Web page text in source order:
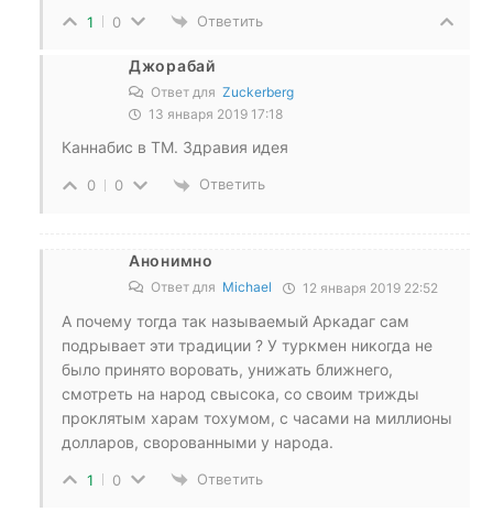
1 0 Ответить
Джорабай
Ответ для Zuckerberg
13 января 2019 17:18
Каннабис в ТМ. Здравия идея
0 0 Ответить
Анонимно
Ответ для Michael 12 января 2019 22:52
А почему тогда так называемый Аркадаг сам
подрывает эти традиции ? У туркмен никогда не
было принято воровать, унижать ближнего,
смотреть на народ свысока, со своим трижды
проклятым харам тохумом, с часами на миллионы
долларов, сворованными у народа.
1 0 Ответить